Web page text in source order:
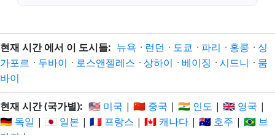
현재 시간 에서 이 도시들: 뉴욕 · 런던 · 도쿄 · 파리 · 홍콩 · 싱
가포르 · 두바이 · 로스앤젤레스 · 상하이 · 베이징 · 시드니 · 뭄
바이
현재 시간 (국가별): 🇺🇸 미국 | 🇨🇳 중국 | 🇮🇳 인도 | 🇬🇧 영국 |
🇩🇪 독일 | 🇯🇵 일본 | 🇫🇷 프랑스 | 🇨🇦 캐나다 | 🇦🇺 호주 | 🇧🇷 브